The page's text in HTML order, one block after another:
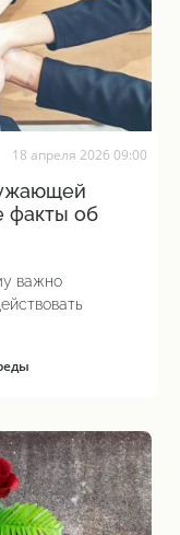
18 апреля 2026 09:00
факты об
важно